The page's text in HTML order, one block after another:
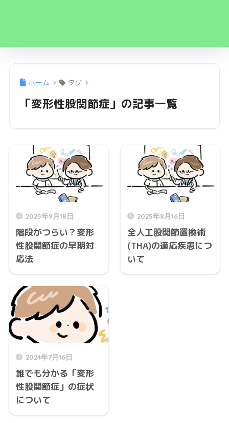
ホーム タグ
「変形性股関節症」の記事一覧
2025年9月18日
階段がつらい？変形
性股関節症の早期対
応法
2025年8月16日
全人工股関節置換術
(THA)の適応疾患につ
いて
2024年7月16日
誰でも分かる「変形
性股関節症」の症状
について